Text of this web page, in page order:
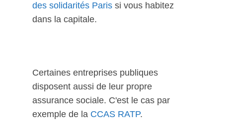
des solidarités Paris si vous habitez
dans la capitale.
Certaines entreprises publiques
disposent aussi de leur propre
assurance sociale. C'est le cas par
exemple de la CCAS RATP.